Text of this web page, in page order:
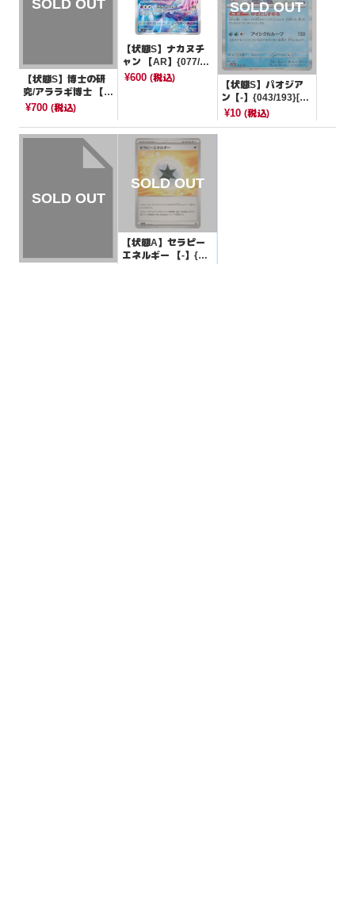
【状態S】博士の研
究/アララギ博士 【S
R】{266/184}[S8b]
¥700 (税込)
【状態S】ナカヌチ
ャン 【AR】{077/07
1}[SV2D]
¥600(税込)
【状態S】パオジア
ン【-】{043/193}[M
2a]
¥10 (税込)
【状態A】セラピー
エネルギー 【-】{17